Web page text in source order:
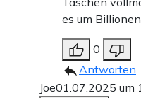
es um
0
Antworten
Joe01.07.2025 um